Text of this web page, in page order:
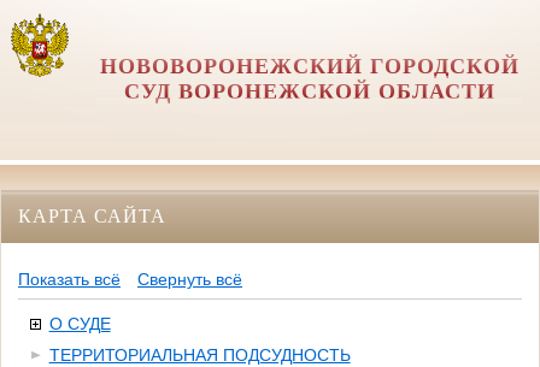
НОВОВОРОНЕЖСКИЙ ГОРОДСКОЙ
СУД ВОРОНЕЖСКОЙ ОБЛАСТИ
КАРТА САЙТА
Показать всё Свернуть всё
О СУДЕ
ТЕРРИТОРИАЛЬНАЯ ПОДСУДНОСТЬ